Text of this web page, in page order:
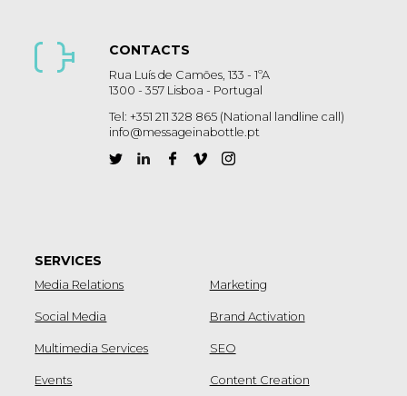
CONTACTS
Rua Luís de Camões, 133 - 1ºA
1300 - 357 Lisboa - Portugal
Tel: +351 211 328 865 (National landline call)
info@messageinabottle.pt
SERVICES
Media Relations
Social Media
Multimedia Services
Events
Marketing
Brand Activation
SEO
Content Creation